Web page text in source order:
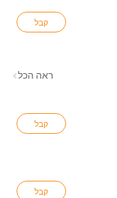
קבל
ראה הכל
קבל
קבל